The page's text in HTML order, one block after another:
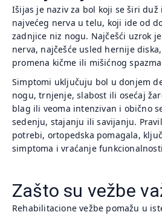
Išijas je naziv za bol koji se širi duž
najvećeg nerva u telu, koji ide od
zadnjice niz nogu. Najčešći uzrok
nerva, najčešće usled hernije
promena kičme ili mišićnog
Simptomi uključuju bol u donjem
nogu, trnjenje, slabost ili osećaj
blag ili veoma intenzivan i obično
sedenju, stajanju ili savijanju.
potrebi, ortopedska pomagala,
simptoma i vraćanje
Zašto su vežbe
Rehabilitacione vežbe pomažu u